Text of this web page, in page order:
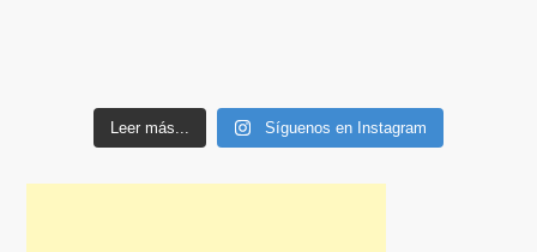
Leer más... Síguenos en Instagram